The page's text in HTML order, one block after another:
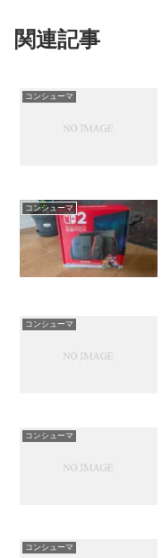
関連記事
コンシューマ
コンシューマ
コンシューマ
コンシューマ
コンシューマ